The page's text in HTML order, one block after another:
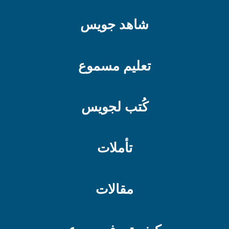
شاهد جويس
تعليم مسموع
كُتب لجويس
تأملات
مقالات